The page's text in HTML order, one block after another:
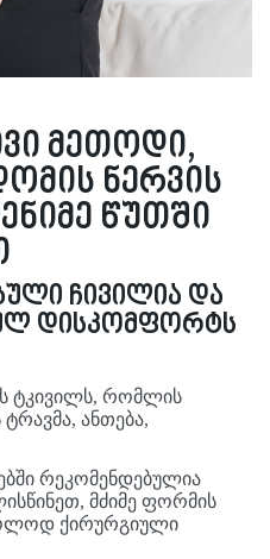
მეთოდი,
ნერვის
წუთში
ჩივილია და
დისკომფორტს
ტკივილს, რომლის
ტრავმა, ანთება,
რეკომენდებულია
მძიმე ფორმის
ქირურგიული